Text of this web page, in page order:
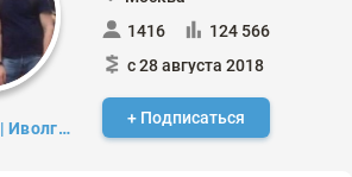
PRObonds | Иволга Капитал
1416
124 566
с 28 августа 2018
+ Подписаться